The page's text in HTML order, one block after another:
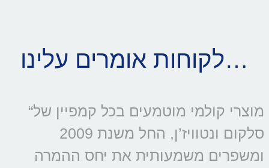
לקוחות אומרים עלינו…
“מוצרי קולמי מוטמעים בכל קמפיין של
סלקום ונטוויז’ן, החל משנת 2009
ומשפרים משמעותית את יחס ההמרה